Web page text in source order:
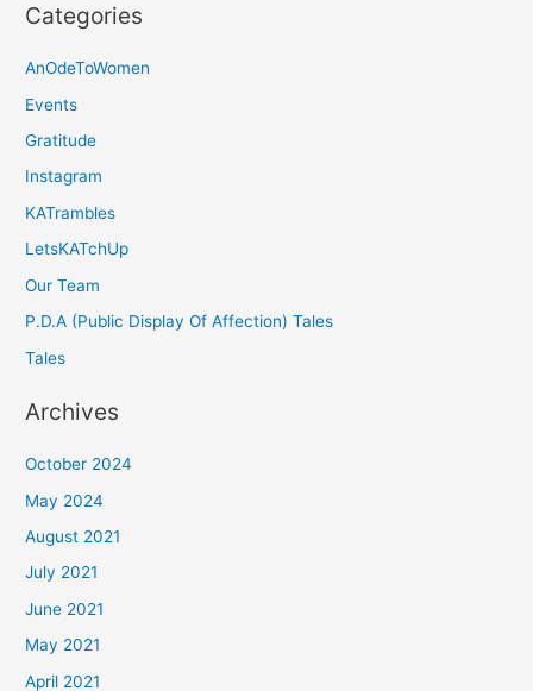
Categories
AnOdeToWomen
Events
Gratitude
Instagram
KATrambles
LetsKATchUp
Our Team
P.D.A (Public Display Of Affection) Tales
Tales
Archives
October 2024
May 2024
August 2021
July 2021
June 2021
May 2021
April 2021